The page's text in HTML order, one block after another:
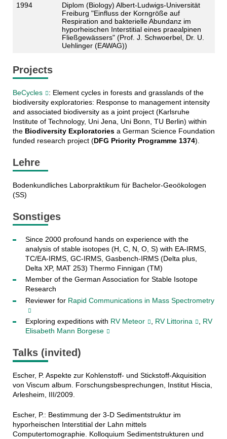
1994
Diplom (Biology) Albert-Ludwigs-Universität
Freiburg "Einfluss der Korngröße auf
Respiration and bakterielle Abundanz im
hyporheischen Interstitial eines praealpinen
Fließgewässers" (Prof. J. Schwoerbel, Dr. U.
Uehlinger (EAWAG))
Projects
BeCycles
: Element cycles in forests and grasslands of the
biodiversity exploratories: Response to management intensity
and associated biodiversity as a joint project (Karlsruhe
Institute of Technology, Uni Jena, Uni Bonn, TU Berlin) within
the Biodiversity Exploratoriesa German Science Foundation
funded research project (DFG Priority Programme 1374).
Lehre
Bodenkundliches Laborpraktikum für Bachelor-Geoökologen
(SS)
Sonstiges
Since 2000 profound hands on experience with the
analysis of stable isotopes (H, C, N, O, S) with EA-IRMS,
TC/EA-IRMS, GC-IRMS, Gasbench-IRMS (Delta plus,
Delta XP, MAT 253) Thermo Finnigan (TM)
Member of the German Association for Stable Isotope
Research
Reviewer for Rapid Communications in Mass Spectrometry
Exploring expeditions with RV Meteor , RV Littorina , RV
Elisabeth Mann Borgese
Talks (invited)
Escher, P. Aspekte zur Kohlenstoff- und Stickstoff-Akquisition
von Viscum album. Forschungsbesprechungen, Institut Hiscia,
Arlesheim, III/2009.
Escher, P.: Bestimmung der 3-D Sedimentstruktur im
hyporheischen Interstitial der Lahn mittels
Computertomographie. Kolloquium Sedimentstrukturen und